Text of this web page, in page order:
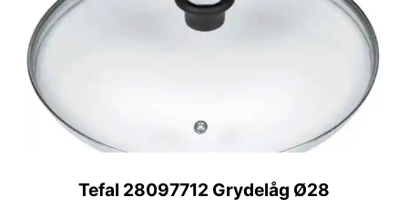
Tefal 28097712 Grydelåg Ø28